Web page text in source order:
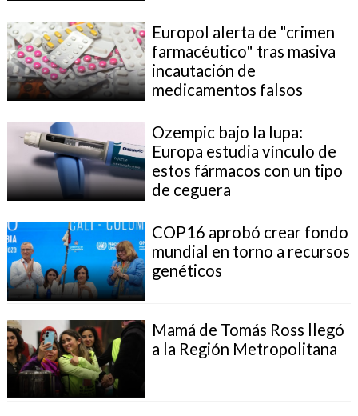
Europol alerta de "crimen
farmacéutico" tras masiva
incautación de
medicamentos falsos
Ozempic bajo la lupa:
Europa estudia vínculo de
estos fármacos con un tipo
de ceguera
COP16 aprobó crear fondo
mundial en torno a recursos
genéticos
Mamá de Tomás Ross llegó
a la Región Metropolitana